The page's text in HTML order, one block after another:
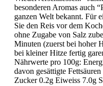
besonderen Aromas auch
ganzen Welt bekannt. Für
Sie den Reis vor dem
ohne Zugabe von Salz
Minuten (zuerst bei hoher
bei kleiner Hitze fertig
Nährwerte pro 100g:
davon gesättigte
Zucker 0.2g Eiweiss 7.0g